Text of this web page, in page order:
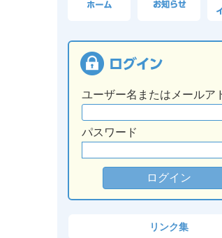
ユーザー名またはメールア
パスワード
リンク集